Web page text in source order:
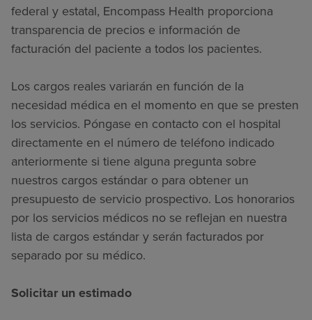
federal y estatal, Encompass Health proporciona
transparencia de precios e información de
facturación del paciente a todos los pacientes.
Los cargos reales variarán en función de la
necesidad médica en el momento en que se presten
los servicios. Póngase en contacto con el hospital
directamente en el número de teléfono indicado
anteriormente si tiene alguna pregunta sobre
nuestros cargos estándar o para obtener un
presupuesto de servicio prospectivo. Los honorarios
por los servicios médicos no se reflejan en nuestra
lista de cargos estándar y serán facturados por
separado por su médico.
Solicitar un estimado